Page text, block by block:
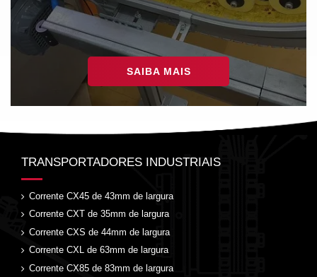
SAIBA MAIS
TRANSPORTADORES INDUSTRIAIS
Corrente CX45 de 43mm de largura
Corrente CXT de 35mm de largura
Corrente CXS de 44mm de largura
Corrente CXL de 63mm de largura
Corrente CX85 de 83mm de largura